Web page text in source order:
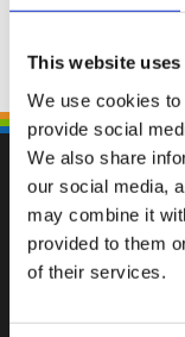
This website
We use cookies
provide social
We also share
our social media,
may combine it
provided to them
of their services.
Val op